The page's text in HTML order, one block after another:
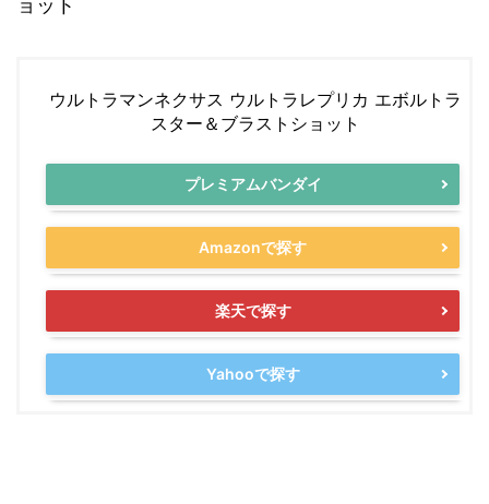
ョット
ウルトラマンネクサス ウルトラレプリカ エボルトラ
スター＆ブラストショット
プレミアムバンダイ
Amazonで探す
楽天で探す
Yahooで探す